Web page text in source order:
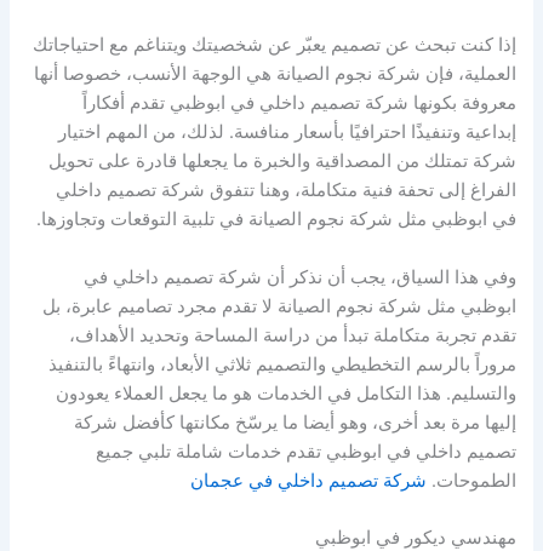
إذا كنت تبحث عن تصميم يعبّر عن شخصيتك ويتناغم مع احتياجاتك
العملية، فإن شركة نجوم الصيانة هي الوجهة الأنسب، خصوصا أنها
معروفة بكونها شركة تصميم داخلي في ابوظبي تقدم أفكاراً
إبداعية وتنفيذًا احترافيًا بأسعار منافسة. لذلك، من المهم اختيار
شركة تمتلك من المصداقية والخبرة ما يجعلها قادرة على تحويل
الفراغ إلى تحفة فنية متكاملة، وهنا تتفوق شركة تصميم داخلي
في ابوظبي مثل شركة نجوم الصيانة في تلبية التوقعات وتجاوزها.
وفي هذا السياق، يجب أن نذكر أن شركة تصميم داخلي في
ابوظبي مثل شركة نجوم الصيانة لا تقدم مجرد تصاميم عابرة، بل
تقدم تجربة متكاملة تبدأ من دراسة المساحة وتحديد الأهداف،
مروراً بالرسم التخطيطي والتصميم ثلاثي الأبعاد، وانتهاءً بالتنفيذ
والتسليم. هذا التكامل في الخدمات هو ما يجعل العملاء يعودون
إليها مرة بعد أخرى، وهو أيضا ما يرسّخ مكانتها كأفضل شركة
تصميم داخلي في ابوظبي تقدم خدمات شاملة تلبي جميع
الطموحات. شركة تصميم داخلي في عجمان
مهندسي ديكور في ابوظبي